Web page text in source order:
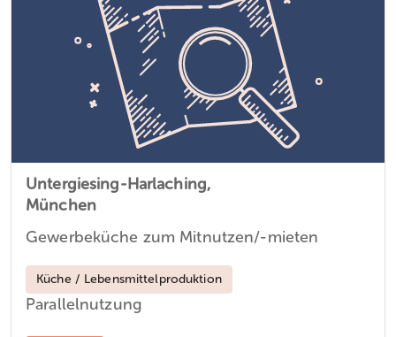
Untergiesing-Harlaching,
München
Gewerbeküche zum Mitnutzen/-mieten
Küche / Lebensmittelproduktion
Parallelnutzung